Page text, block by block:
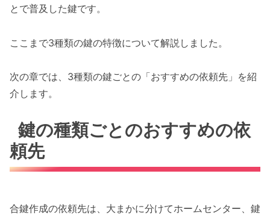
とで普及した鍵です。
ここまで3種類の鍵の特徴について解説しました。
次の章では、3種類の鍵ごとの「おすすめの依頼先」を紹
介します。
鍵の種類ごとのおすすめの依
頼先
合鍵作成の依頼先は、大まかに分けてホームセンター、鍵